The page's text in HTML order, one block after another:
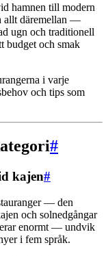
hamnen till modern
allt däremellan —
ugn och traditionell
budget och smak
i varje
och tips som
#
kajen#
— den
och solnedgångar
enormt — undvik
i fem språk.